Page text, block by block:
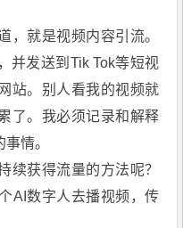
，就是视频内容引流。
并发送到Tik Tok等短视
站。别人看我的视频就
了。我必须记录和解释
情。
续获得流量的方法呢？
AI数字人去播视频，传